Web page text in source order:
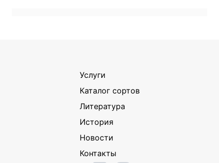
Услуги
Каталог сортов
Литература
История
Новости
Контакты